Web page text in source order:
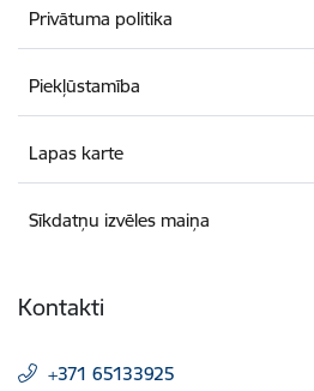
Privātuma politika
Piekļūstamība
Lapas karte
Sīkdatņu izvēles maiņa
Kontakti
+371 65133925